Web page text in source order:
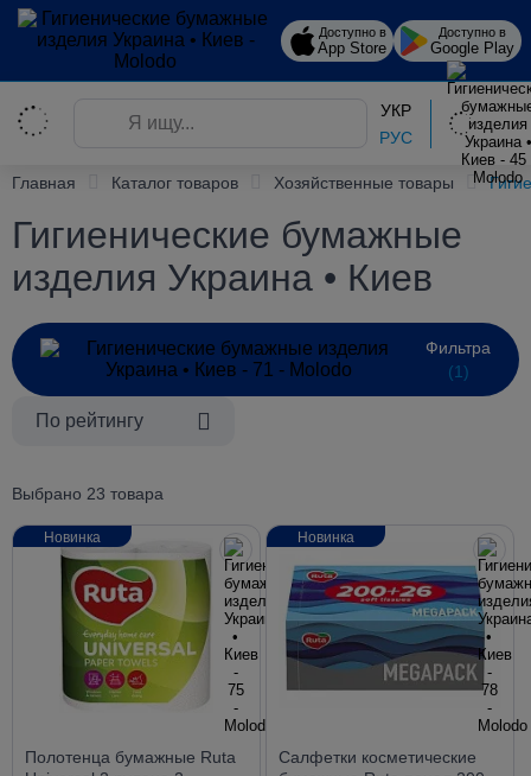
Доступно в
App Store
Доступно в
Google Play
УКР
РУС
Главная Каталог товаров Хозяйственные товары
Гигиенические бумажные
изделия Украина • Киев
Фильтра
(1)
По рейтингу
Выбрано 23 товара
Полотенца бумажные Ruta
Новинка
Салфетки косметические
Новинка